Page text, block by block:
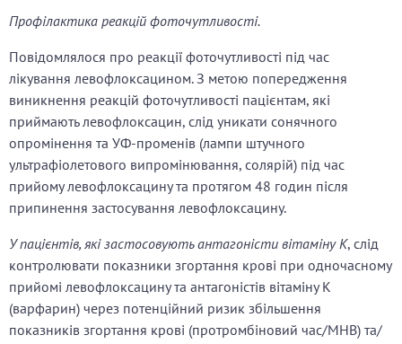
Профілактика реакцій фоточутливості.
Повідомлялося про реакції фоточутливості під час
лікування левофлоксацином. З метою попередження
виникнення реакцій фоточутливості пацієнтам, які
приймають левофлоксацин, слід уникати сонячного
опромінення та УФ-променів (лампи штучного
ультрафіолетового випромінювання, солярій) під час
прийому левофлоксацину та протягом 48 годин після
припинення застосування левофлоксацину.
У пацієнтів, які застосовують антагоністи вітаміну K, слід
контролювати показники згортання крові при одночасному
прийомі левофлоксацину та антагоністів вітаміну K
(варфарин) через потенційний ризик збільшення
показників згортання крові (протромбіновий час/МНВ) та/